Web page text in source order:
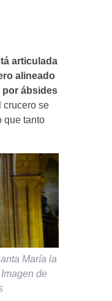
articulada
alineado
por ábsides
se
que tanto
María la
de